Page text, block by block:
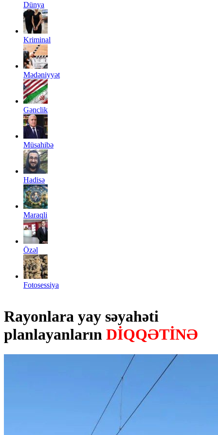
Dünya
Kriminal
Mədəniyyət
Gənclik
Müsahibə
Hadisə
Maraqli
Özəl
Fotosessiya
Rayonlara yay səyahəti
planlayanların DİQQƏTİNƏ